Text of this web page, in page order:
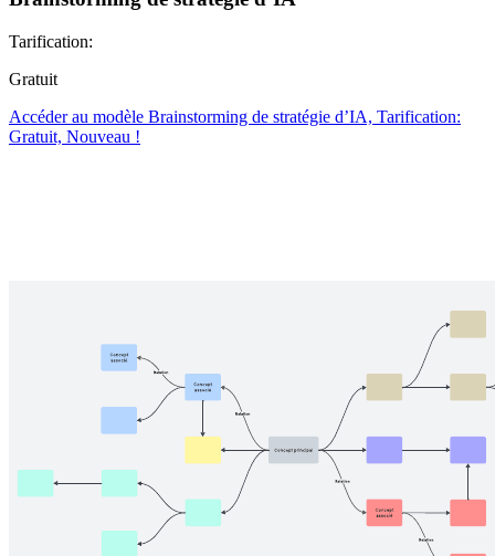
Tarification:
Gratuit
Accéder au modèle Brainstorming de stratégie d’IA, Tarification:
Gratuit, Nouveau !